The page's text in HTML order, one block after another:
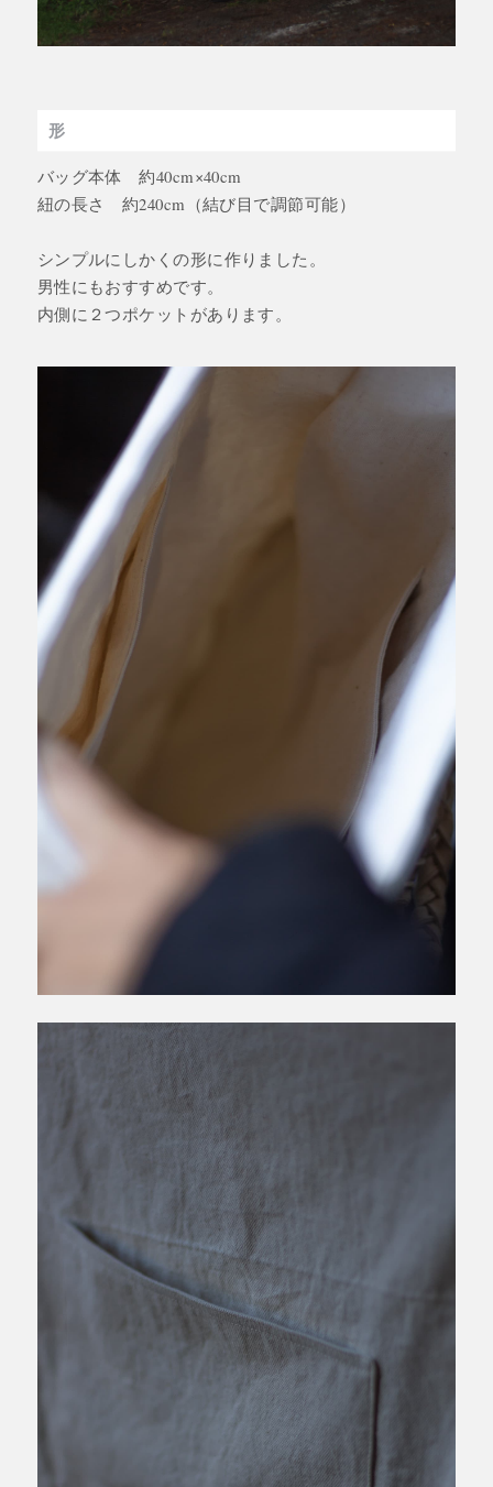
形
バッグ本体 約40cm×40cm
紐の長さ 約240cm（結び目で調節可能）
シンプルにしかくの形に作りました。
男性にもおすすめです。
内側に２つポケットがあります。